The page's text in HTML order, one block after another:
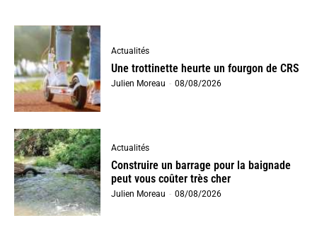
Actualités
Une trottinette heurte un fourgon de CRS
Julien Moreau - 08/08/2026
Actualités
Construire un barrage pour la baignade
peut vous coûter très cher
Julien Moreau - 08/08/2026